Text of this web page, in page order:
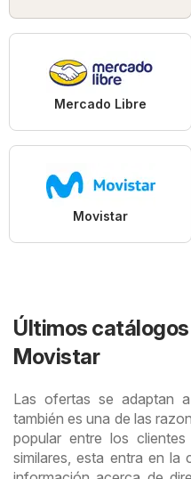
Mercado Libre
Movistar
Últimos
Movistar
Las ofertas se adaptan
también es una de las
popular entre los
similares, esta entra en la